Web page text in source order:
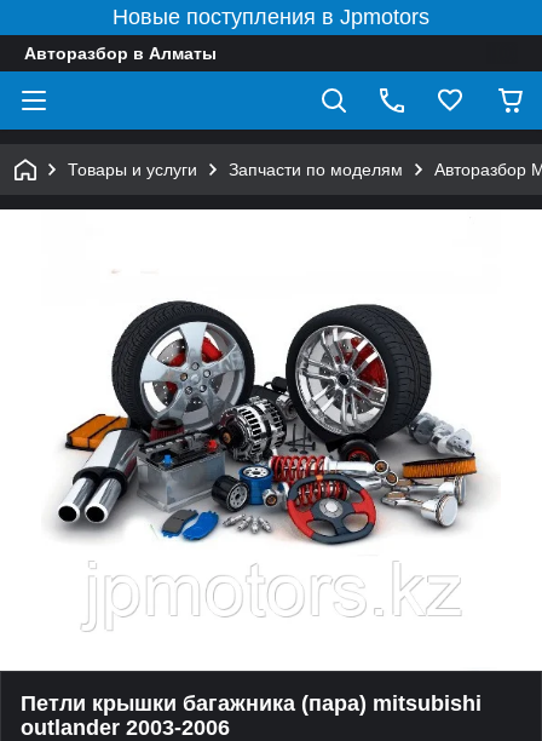
Новые поступления в Jpmotors
Авторазбор в Алматы
Товары и услуги Запчасти по моделям Авторазбор
Петли крышки багажника (пара) mitsubishi
outlander 2003-2006